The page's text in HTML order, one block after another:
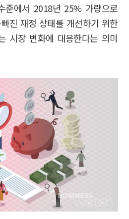
준에서 2018년 25% 가량으로
진 재정 상태를 개선하기 위한
시장 변화에 대응한다는 의미